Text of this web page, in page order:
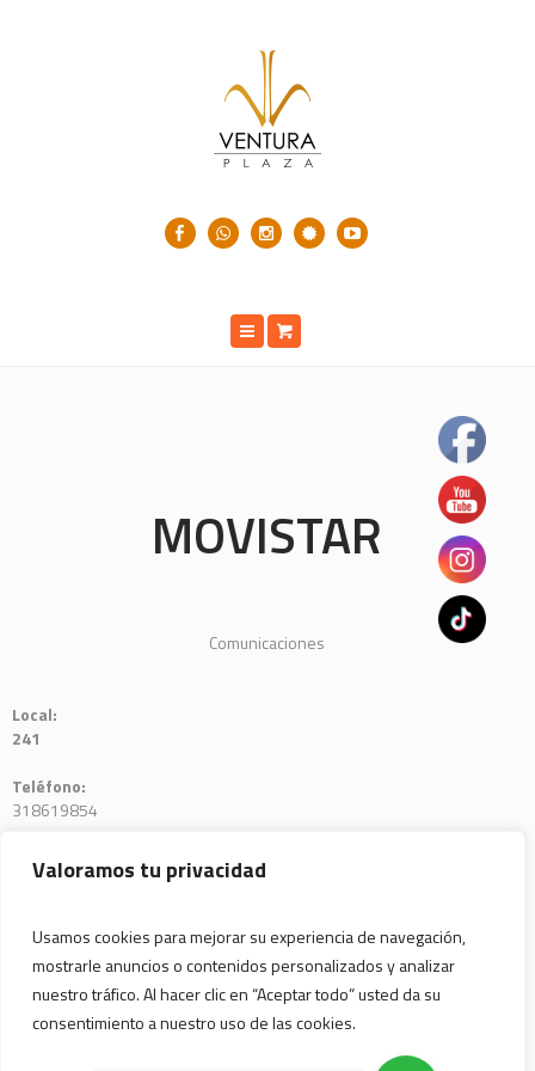
Valoramos tu privacidad
Usamos cookies para mejorar su experiencia de navegación,
mostrarle anuncios o contenidos personalizados y analizar
nuestro tráfico. Al hacer clic en “Aceptar todo” usted da su
consentimiento a nuestro uso de las cookies.
MOVISTAR
Comunicaciones
Local:
241
Teléfono:
318619854
E-mail:
a.torres@telefonia.com